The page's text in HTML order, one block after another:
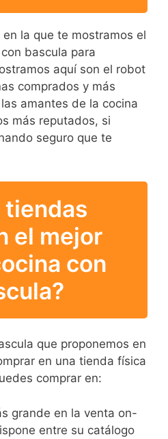
la que te mostramos el
bascula para
aquí son el robot
comprados y más
amantes de la cocina
más reputados, si
seguro que te
tiendas
el mejor
con
que proponemos en
en una tienda física
comprar en:
grande en la venta on-
entre su catálogo